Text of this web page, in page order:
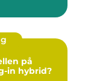
på
in hybrid?